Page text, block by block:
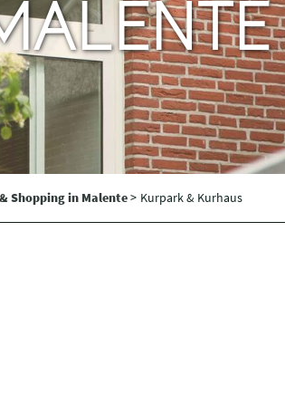
Shopping in Malente> Kurpark & Kurhaus